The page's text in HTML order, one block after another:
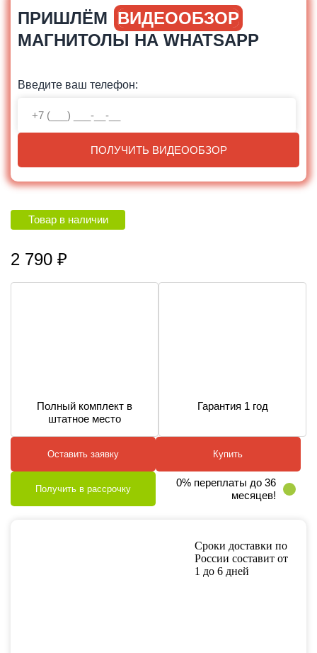
ПРИШЛЁМ ВИДЕООБЗОР
МАГНИТОЛЫ НА WHATSAPP
Введите ваш телефон:
ПОЛУЧИТЬ ВИДЕООБЗОР
Товар в наличии
2 790 ₽
Полный комплект в
штатное место
Гарантия 1 год
Оставить заявку Купить
Получить в рассрочку
0% переплаты до 36
месяцев!
Сроки доставки по
России составит от
1 до 6 дней